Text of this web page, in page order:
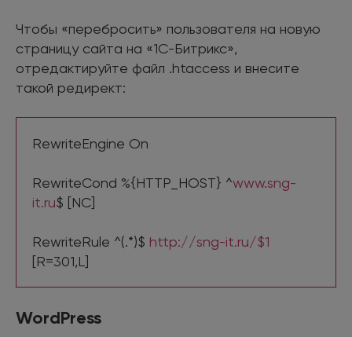
Чтобы «перебросить» пользователя на новую
страницу сайта на «1С-Битрикс»,
отредактируйте файл .htaccess и внесите
такой редирект:
RewriteEngine On
RewriteCond %{HTTP_HOST} ^www.sng-
it.ru$ [NC]
RewriteRule ^(.*)$ http://sng-it.ru/$1
[R=301,L]
WordPress